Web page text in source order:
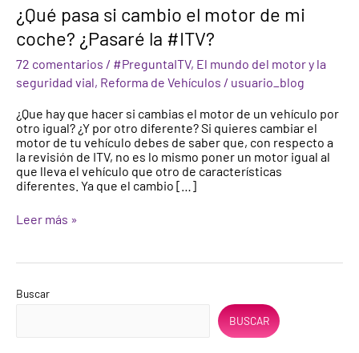
¿Qué pasa si cambio el motor de mi
coche? ¿Pasaré la #ITV?
72 comentarios / #PreguntaITV, El mundo del motor y la
seguridad vial, Reforma de Vehículos / usuario_blog
¿Que hay que hacer si cambias el motor de un vehículo por
otro igual? ¿Y por otro diferente? Si quieres cambiar el
motor de tu vehículo debes de saber que, con respecto a
la revisión de ITV, no es lo mismo poner un motor igual al
que lleva el vehículo que otro de características
diferentes. Ya que el cambio […]
¿Qué
pasa
si
el
motor
mi
coche?
¿Pasaré
la
#ITV?
Leer más »
Buscar
BUSCAR